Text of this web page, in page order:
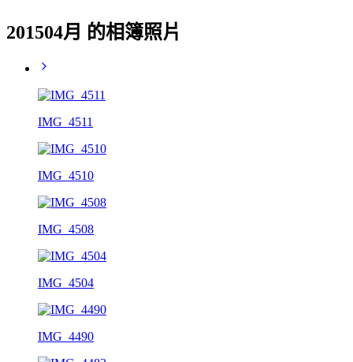
201504月 的相簿照片
IMG_4511
IMG_4510
IMG_4508
IMG_4504
IMG_4490